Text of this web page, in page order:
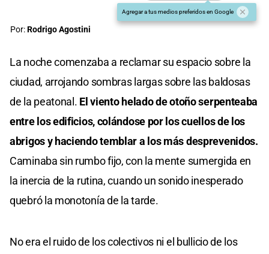
Agregar a tus medios preferidos en Google
Por:Rodrigo Agostini
La noche comenzaba a reclamar su espacio sobre la
ciudad, arrojando sombras largas sobre las baldosas
de la peatonal. El viento helado de otoño serpenteaba
entre los edificios, colándose por los cuellos de los
abrigos y haciendo temblar a los más desprevenidos.
Caminaba sin rumbo fijo, con la mente sumergida en
la inercia de la rutina, cuando un sonido inesperado
quebró la monotonía de la tarde.
No era el ruido de los colectivos ni el bullicio de los